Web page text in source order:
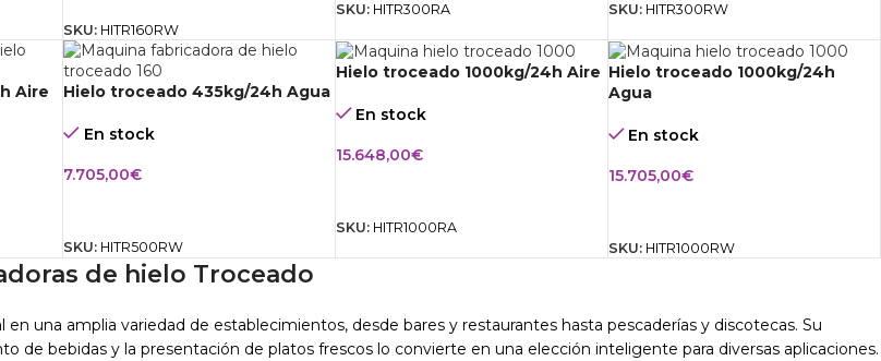
SKU: HITR160RW
SKU: HITR300RA SKU: HITR300RW
Aire Hielo troceado 435kg/24h Agua
En stock
7.705,00€
SKU: HITR500RW
Hielo troceado 1000kg/24h Aire
En stock
15.648,00€
SKU: HITR1000RA
Hielo troceado 1000kg/24h
Agua
En stock
15.705,00€
SKU: HITR1000RW
de hielo Troceado
en una amplia variedad de establecimientos, desde bares y restaurantes hasta pescaderías y discotecas. Su
de bebidas y la presentación de platos frescos lo convierte en una elección inteligente para diversas aplicaciones.